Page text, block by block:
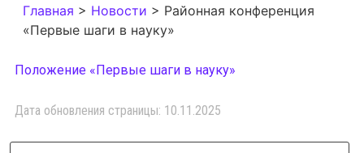
Главная > Новости > Районная конференция
«Первые шаги в науку»
Положение «Первые шаги в науку»
Дата обновления страницы: 10.11.2025